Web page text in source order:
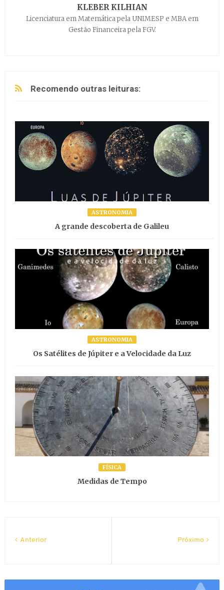
KLEBER KILHIAN
Licenciatura em Matemática pela UNIMESP e MBA em
Gestão Financeira pela FGV.
Recomendo outras leituras:
ASTRONOMIA
A grande descoberta de Galileu
ASTRONOMIA
Os Satélites de Júpiter e a Velocidade da Luz
FÍSICA
Medidas de Tempo
Próximo
Anterior